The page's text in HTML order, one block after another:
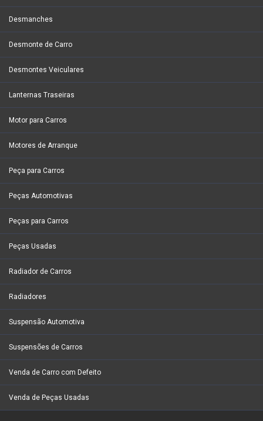
Desmanches
Desmonte de Carro
Desmontes Veiculares
Lanternas Traseiras
Motor para Carros
Motores de Arranque
Peça para Carros
Peças Automotivas
Peças para Carros
Peças Usadas
Radiador de Carros
Radiadores
Suspensão Automotiva
Suspensões de Carros
Venda de Carro com Defeito
Venda de Peças Usadas